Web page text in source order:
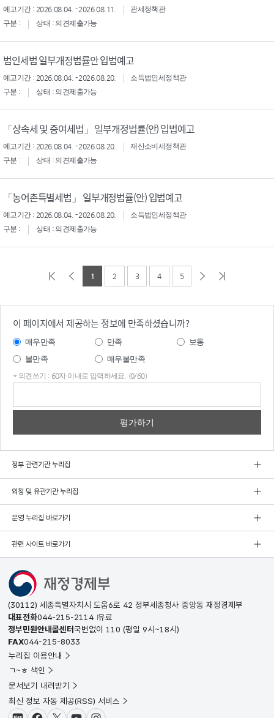
예고기간 : 2026.08.04. - 2026.08.11.
관세정책관
구분 :
상태 : 의견제출가능
법인세법 일부개정법률안 입법예고
예고기간 : 2026.08.04. - 2026.08.20.
소득법인세정책관
구분 :
상태 : 의견제출가능
「상속세 및 증여세법」 일부개정법률(안) 입법예고
예고기간 : 2026.08.04. - 2026.08.20.
재산소비세정책관
구분 :
상태 : 의견제출가능
「농어촌특별세법」 일부개정법률(안) 입법예고
예고기간 : 2026.08.04. - 2026.08.20.
소득법인세정책관
구분 :
상태 : 의견제출가능
1 2 3 4 5
이 페이지에서 제공하는 정보에 만족하셨습니까?
매우만족 만족
보통
불만족
매우불만족
* 의견쓰기 : 60자 이내로 입력하세요. (0/60)
정부 관련기관 누리집
외청 및 유관기관 누리집
운영 누리집 바로가기
관련 사이트 바로가기
(30112) 세종특별자치시 도움6로 42 정부세종청사 중앙동 재정경제부
대표전화044-215-2114 유료
정부민원안내콜센터국번없이 110 (평일 9시~18시)
FAX044-215-8033
누리집 이용안내
ㄱ~ㅎ 색인
문서보기 내려받기
최신 정보 자동 제공(RSS) 서비스
블로그페이스북X(트위터)유튜브인스타그램